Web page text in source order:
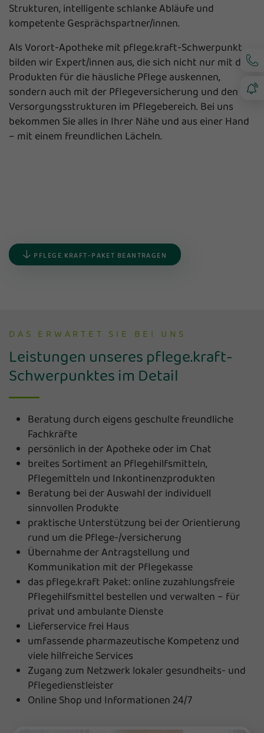
Strukturen, intelligente schlanke Abläufe und
kompetente Gesprächspartner/innen.
Als Vorort-Apotheke mit pflege.kraft-Schwerpunkt
bilden wir Expert/innen aus, die sich nicht nur mit den
Produkten für die häusliche Pflege auskennen,
sondern auch mit der Pflegeversicherung und den
Versorgungsstrukturen im Pflegebereich. Bei uns
bekommen Sie alles in Ihrer Nähe und aus einer Hand
– mit einem freundlichen Lächeln.
PFLEGE.KRAFT-PAKET BEANTRAGEN
DAS ERWARTET SIE BEI UNS
Leistungen unseres pflege.kraft-
Schwerpunktes im Detail
Beratung durch eigens geschulte freundliche
Fachkräfte
persönlich in der Apotheke oder im Chat
breites Sortiment an Pflegehilfsmitteln,
Pflegemitteln und Inkontinenzprodukten
Beratung bei der Auswahl der individuell
sinnvollen Produkte
praktische Unterstützung bei der Orientierung
rund um die Pflege-/versicherung
Übernahme der Antragstellung und
Kommunikation mit der Pflegekasse
das pflege.kraft Paket: online zuzahlungsfreie
Pflegehilfsmittel bestellen und verwalten – für
privat und ambulante Dienste
Lieferservice frei Haus
umfassende pharmazeutische Kompetenz und
viele hilfreiche Services
Zugang zum Netzwerk lokaler gesundheits- und
Pflegedienstleister
Online Shop und Informationen 24/7